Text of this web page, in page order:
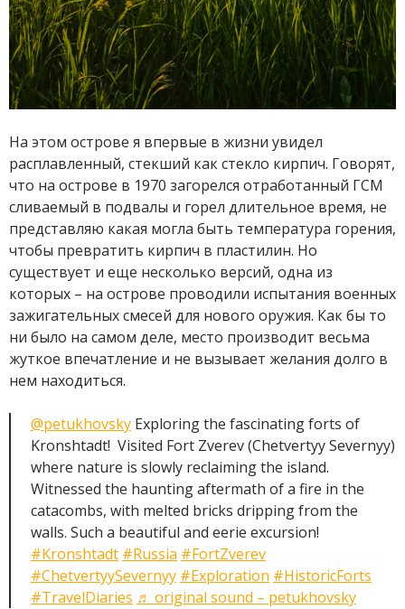
На этом острове я впервые в жизни увидел
расплавленный, стекший как стекло кирпич. Говорят,
что на острове в 1970 загорелся отработанный ГСМ
сливаемый в подвалы и горел длительное время, не
представляю какая могла быть температура горения,
чтобы превратить кирпич в пластилин. Но
существует и еще несколько версий, одна из
которых – на острове проводили испытания военных
зажигательных смесей для нового оружия. Как бы то
ни было на самом деле, место производит весьма
жуткое впечатление и не вызывает желания долго в
нем находиться.
@petukhovsky Exploring the fascinating forts of
Kronshtadt! ️ Visited Fort Zverev (Chetvertyy Severnyy)
where nature is slowly reclaiming the island.
Witnessed the haunting aftermath of a fire in the
catacombs, with melted bricks dripping from the
walls. Such a beautiful and eerie excursion!
#Kronshtadt #Russia #FortZverev
#ChetvertyySevernyy #Exploration #HistoricForts
#TravelDiaries ♬ original sound – petukhovsky